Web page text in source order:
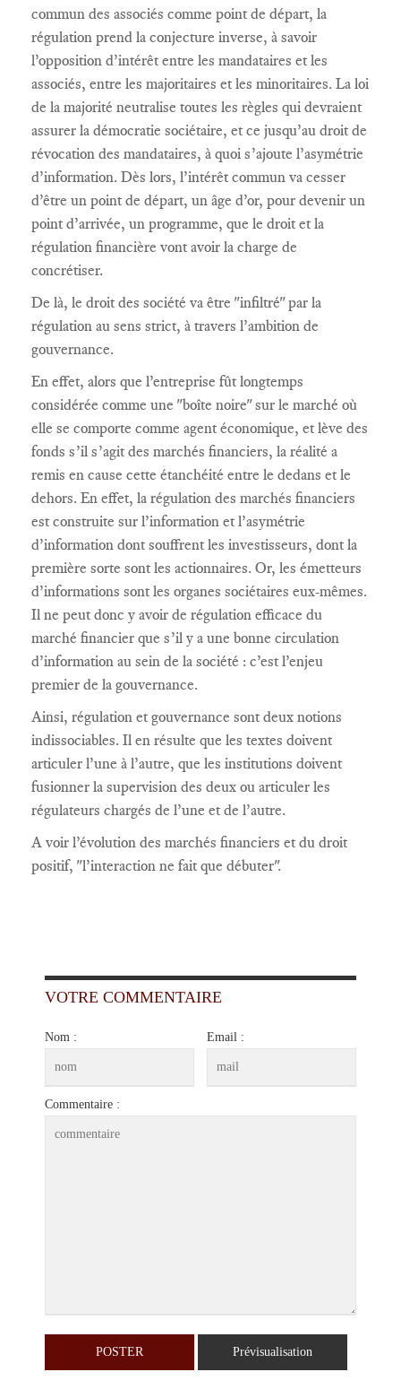
commun des associés comme point de départ, la
régulation prend la conjecture inverse, à savoir
l’opposition d’intérêt entre les mandataires et les
associés, entre les majoritaires et les minoritaires. La loi
de la majorité neutralise toutes les règles qui devraient
assurer la démocratie sociétaire, et ce jusqu’au droit de
révocation des mandataires, à quoi s’ajoute l’asymétrie
d’information. Dès lors, l’intérêt commun va cesser
d’être un point de départ, un âge d’or, pour devenir un
point d’arrivée, un programme, que le droit et la
régulation financière vont avoir la charge de
concrétiser.
De là, le droit des société va être "infiltré" par la
régulation au sens strict, à travers l’ambition de
gouvernance.
En effet, alors que l’entreprise fût longtemps
considérée comme une "boîte noire" sur le marché où
elle se comporte comme agent économique, et lève des
fonds s’il s’agit des marchés financiers, la réalité a
remis en cause cette étanchéité entre le dedans et le
dehors. En effet, la régulation des marchés financiers
est construite sur l’information et l’asymétrie
d’information dont souffrent les investisseurs, dont la
première sorte sont les actionnaires. Or, les émetteurs
d’informations sont les organes sociétaires eux-mêmes.
Il ne peut donc y avoir de régulation efficace du
marché financier que s’il y a une bonne circulation
d’information au sein de la société : c’est l’enjeu
premier de la gouvernance.
Ainsi, régulation et gouvernance sont deux notions
indissociables. Il en résulte que les textes doivent
articuler l’une à l’autre, que les institutions doivent
fusionner la supervision des deux ou articuler les
régulateurs chargés de l’une et de l’autre.
A voir l’évolution des marchés financiers et du droit
positif, "l’interaction ne fait que débuter".
VOTRE COMMENTAIRE
Nom : Email :
Commentaire :